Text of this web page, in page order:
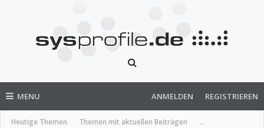
MENU
Heutige Themen Themen mit aktuellen Beiträgen ...
ANMELDEN REGISTRIEREN